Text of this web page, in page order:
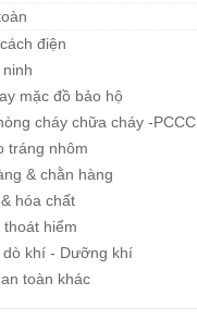
điện
mặc đồ bảo hộ
cháy chữa cháy -PCCC
tráng nhôm
& chằn hàng
hóa chất
hiểm
dò khí - Dưỡng khí
toàn khác